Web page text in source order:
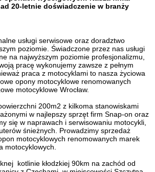
20-letnie doświadczenie w branży
usługi serwisowe oraz doradztwo
poziomie. Świadczone przez nas usługi
na najwyższym poziomie profesjonalizmu,
pracę wykonujemy zawsze z pełnym
praca z motocyklami to nasza życiowa
opony motocyklowe renomowanych
motocyklowe Wrocław.
200m2 z kilkoma stanowiskami
w najlepszy sprzęt firm Snap-on oraz
się w naprawach i serwisowaniu motocykli,
śnieżnych. Prowadzimy sprzedaż
motocyklowych renomowanych marek
motocyklowych.
kotlinie kłodzkiej 90km na zachód od